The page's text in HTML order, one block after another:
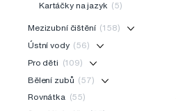
Kartáčky na jazyk (5)
Mezizubní čištění (158)
Ústní vody (56)
Pro děti
(109)
Bělení zubů (57)
Rovnátka
(55)